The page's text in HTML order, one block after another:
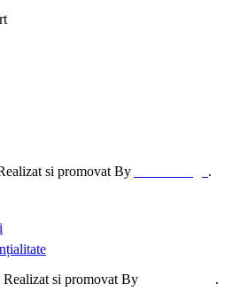
si promovat By .
si promovat By .